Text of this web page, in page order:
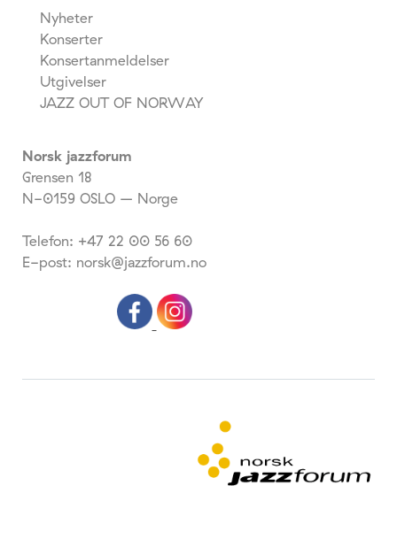
Nyheter
Konserter
Konsertanmeldelser
Utgivelser
JAZZ OUT OF NORWAY
Norsk jazzforum
Grensen 18
N-0159 OSLO – Norge
Telefon: +47 22 00 56 60
E-post: norsk@jazzforum.no